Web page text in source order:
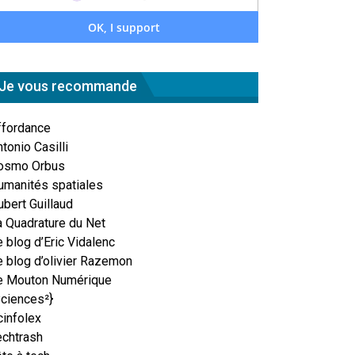
Je vous recommande
Casilli
Orbus
spatiales
Guillaud
Quadrature du Net
blog d’Eric Vidalenc
blog d’olivier Razemon
Mouton Numérique